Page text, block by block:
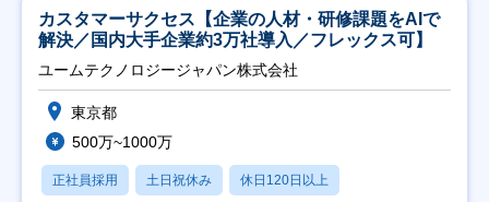
カスタマーサクセス【企業の人材・研修課題をAIで
解決／国内大手企業約3万社導入／フレックス可】
ユームテクノロジージャパン株式会社
東京都
500万~1000万
正社員採用 土日祝休み 休日120日以上